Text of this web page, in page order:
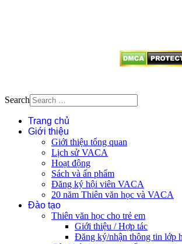
Search
Trang chủ
Giới thiệu
Giới thiệu tổng quan
Lịch sử VACA
Hoạt động
Sách và ấn phẩm
Đăng ký hội viên VACA
20 năm Thiên văn học và VACA
Đào tạo
Thiên văn học cho trẻ em
Giới thiệu / Hợp tác
Đăng ký/nhận thông tin lớp